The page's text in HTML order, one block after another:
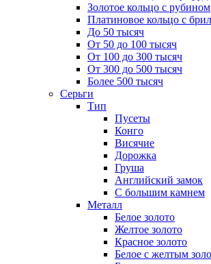
Золотое кольцо с рубином
Платиновое кольцо с
До 50 тысяч
От 50 до 100 тысяч
От 100 до 300 тысяч
От 300 до 500 тысяч
Более 500 тысяч
Серьги
Тип
Пусеты
Конго
Висячие
Дорожка
Груша
Английский замок
С большим камнем
Металл
Белое золото
Желтое золото
Красное золото
Белое с желтым